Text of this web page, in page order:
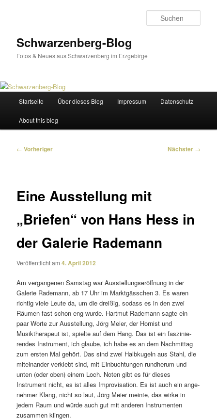
Schwarzenberg-Blog
Fotos & Neues aus Schwarzenberg im Erzgebirge
Startseite Über dieses Blog Impressum Datenschutz
About this blog
Beitragsnavigation
← Vorheriger Nächster →
Eine Ausstellung mit
„Briefen“ von Hans Hess in
der Galerie Rademann
Veröffentlicht am4. April 2012
Am vergan­genen Samstag war Ausstellungseröffnung in der
Galerie Rademann, ab 17 Uhr im Marktgässchen 3. Es waren
richtig viele Leute da, um die dreißig, sodass es in den zwei
Räumen fast schon eng wurde. Hartmut Rademann sagte ein
paar Worte zur Ausstellung, Jörg Meier, der Hornist und
Musiktherapeut ist, spielte auf dem Hang. Das ist ein faszi­nie­
rendes Instrument, ich glaube, ich habe es an dem Nachmittag
zum ersten Mal gehört. Das sind zwei Halbkugeln aus Stahl, die
mitein­ander verklebt sind, mit Einbuchtungen rund­herum und
unten (oder oben) einem Loch. Noten gibt es für dieses
Instrument nicht, es ist alles Improvisation. Es ist auch ein ange­
nehmer Klang, nicht so laut, Jörg Meier meinte, das wirke in
jedem Raum und würde auch gut mit anderen Instrumenten
zusammen klingen.